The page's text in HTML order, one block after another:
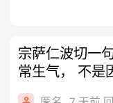
宗萨仁波切一
常生气， 不是